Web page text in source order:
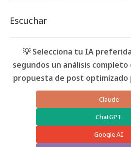
Escuchar
💡 Selecciona tu IA
segundos un análisis
propuesta de post optimizado
Claude
ChatGPT
Google AI